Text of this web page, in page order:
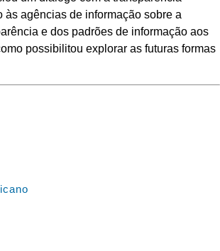
às agências de informação sobre a
e dos padrões de informação aos
possibilitou explorar as futuras formas